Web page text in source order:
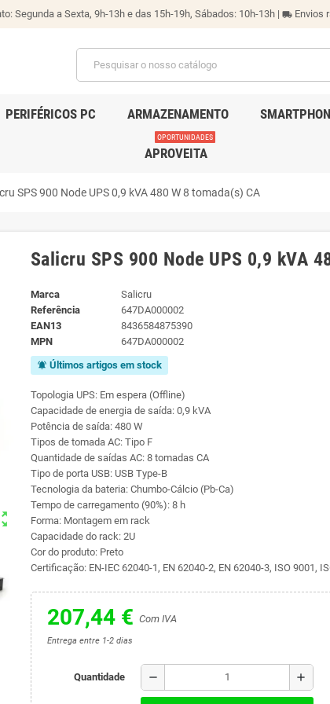
Segunda a Sexta, 9h-13h e das 15h-19h, Sábados: 10h-13h | local_shipping Envios
PERIFÉRICOS PC ARMAZENAMENTO
APROVEITA
OPORTUNIDADES
SPS 900 Node UPS 0,9 kVA 480 W 8 tomada(s) CA
Salicru SPS 900 Node UPS 0,9 kVA
Marca
Salicru
Referência
647DA000002
EAN13
8436584875390
MPN
647DA000002
notifications_active Últimos artigos em stock
Topologia UPS: Em espera (Offline)
Capacidade de energia de saída: 0,9 kVA
Potência de saída: 480 W
Tipos de tomada AC: Tipo F
Quantidade de saídas AC: 8 tomadas CA
Tipo de porta USB: USB Type-B
Tecnologia da bateria: Chumbo-Cálcio (Pb-Ca)
Tempo de carregamento (90%): 8 h
Forma: Montagem em rack
Capacidade do rack: 2U
Cor do produto: Preto
Certificação: EN-IEC 62040-1, EN 62040-2, EN 62040-3, ISO 9001,
207,44 € Com IVA
Entrega entre 1-2 dias
Quantidade remove add